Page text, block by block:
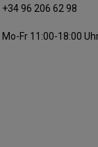
+34 96 206 62 98
Mo-Fr 11:00-18:00